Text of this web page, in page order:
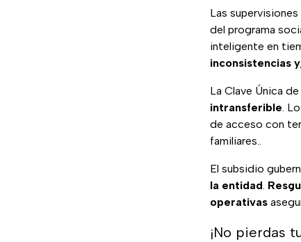
Las
del programa
inteligente en
inconsistencias
La Clave Única
intransferible.
de acceso con
familiares..
El subsidio
la entidad.
operativas
¡No pierdas